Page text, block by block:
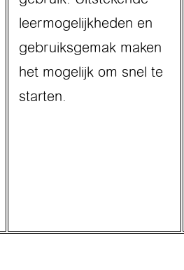
leermogelijkheden en
gebruiksgemak maken
het mogelijk om snel te
starten.